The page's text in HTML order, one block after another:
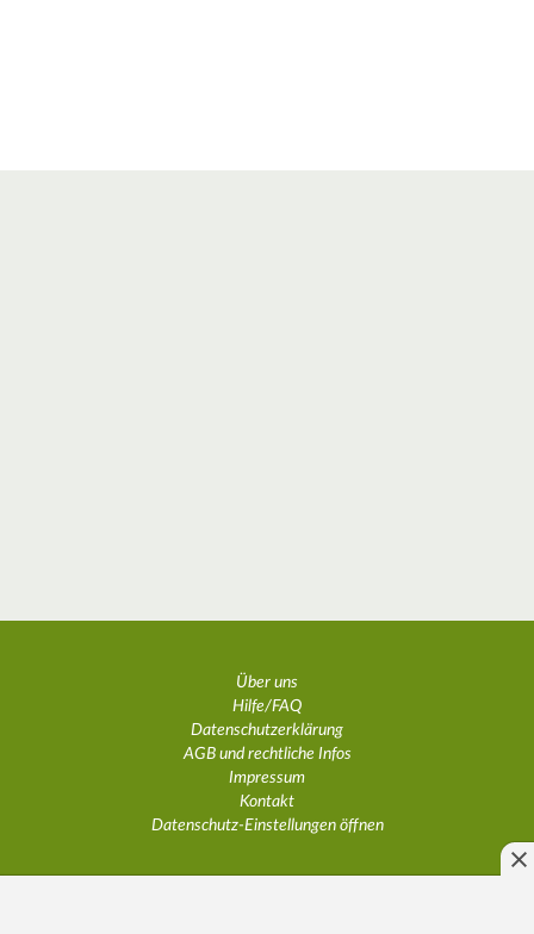
Über uns
Hilfe/FAQ
Datenschutzerklärung
AGB und rechtliche Infos
Impressum
Kontakt
Datenschutz-Einstellungen öffnen